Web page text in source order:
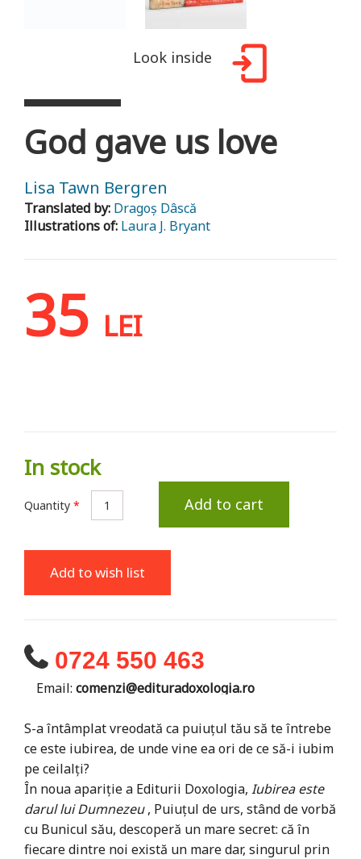
Look inside
God gave us love
Lisa Tawn Bergren
Translated by: Dragoș Dâscă
Illustrations of: Laura J. Bryant
35 LEI
In stock
Quantity * Add to cart
Add to wish list
0724 550 463
Email: comenzi@edituradoxologia.ro
S-a întâmplat vreodată ca puiuțul tău să te întrebe
ce este iubirea, de unde vine ea ori de ce să-i iubim
pe ceilalți?
În noua apariție a Editurii Doxologia, Iubirea este
darul lui Dumnezeu, Puiuțul de urs, stând de vorbă
cu Bunicul său, descoperă un mare secret: că în
fiecare dintre noi există un mare dar, singurul prin